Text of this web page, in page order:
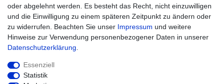
oder abgelehnt werden. Es besteht das Recht, nicht einzuwilligen
und die Einwilligung zu einem späteren Zeitpunkt zu ändern oder
zu widerrufen. Beachten Sie unser Impressum und weitere
Hinweise zur Verwendung personenbezogener Daten in unserer
Daten­schutz­erklärung
Essenziell
Statistik